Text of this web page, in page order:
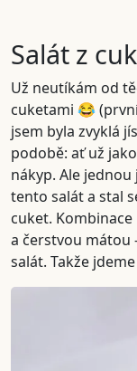
Salát z
Už neutíkám od
cuketami 😂
jsem byla zvyklá
podobě: ať už
nákyp. Ale
tento salát a stal
cuket.
a čerstvou mátou
salát. Takže